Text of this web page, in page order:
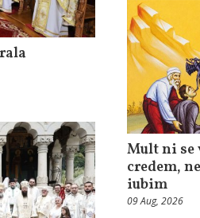
Mult ni se
credem,
iubim
09 Aug, 2026